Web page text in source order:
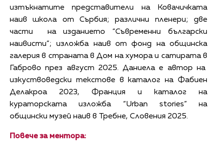
изтъкнатите представители на Ковачичката
наив школа от Сърбия; различни пленери; две
части на изданието “Съвременни български
наивисти”; изложба наив от фонд на общинска
галерия в страната в Дом на хумора и сатирата в
Габрово през август 2025. Даниела е автор на
изкуствоведски текстове в каталог на Фабиен
Делакроа 2023, Франция и каталог на
кураторската изложба “Urban stories” на
общински музей наив в Требне, Словения 2025.
Повече за ментора: